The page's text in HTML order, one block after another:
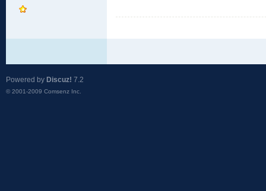
Powered by Discuz! 7.2
© 2001-2009 Comsenz Inc.